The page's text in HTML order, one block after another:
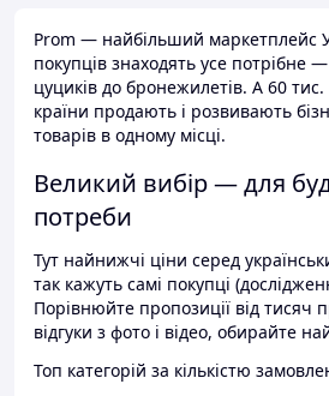
Prom — найбільший маркетплейс
покупців знаходять усе потрібне
цуциків до бронежилетів. А 60 тис.
країни продають і розвивають
товарів в одному місці.
Великий вибір — для
потреби
Тут найнижчі ціни серед
так кажуть самі покупці
Порівнюйте пропозиції від тисяч
відгуки з фото і відео, обирайте
Топ категорій за кількістю